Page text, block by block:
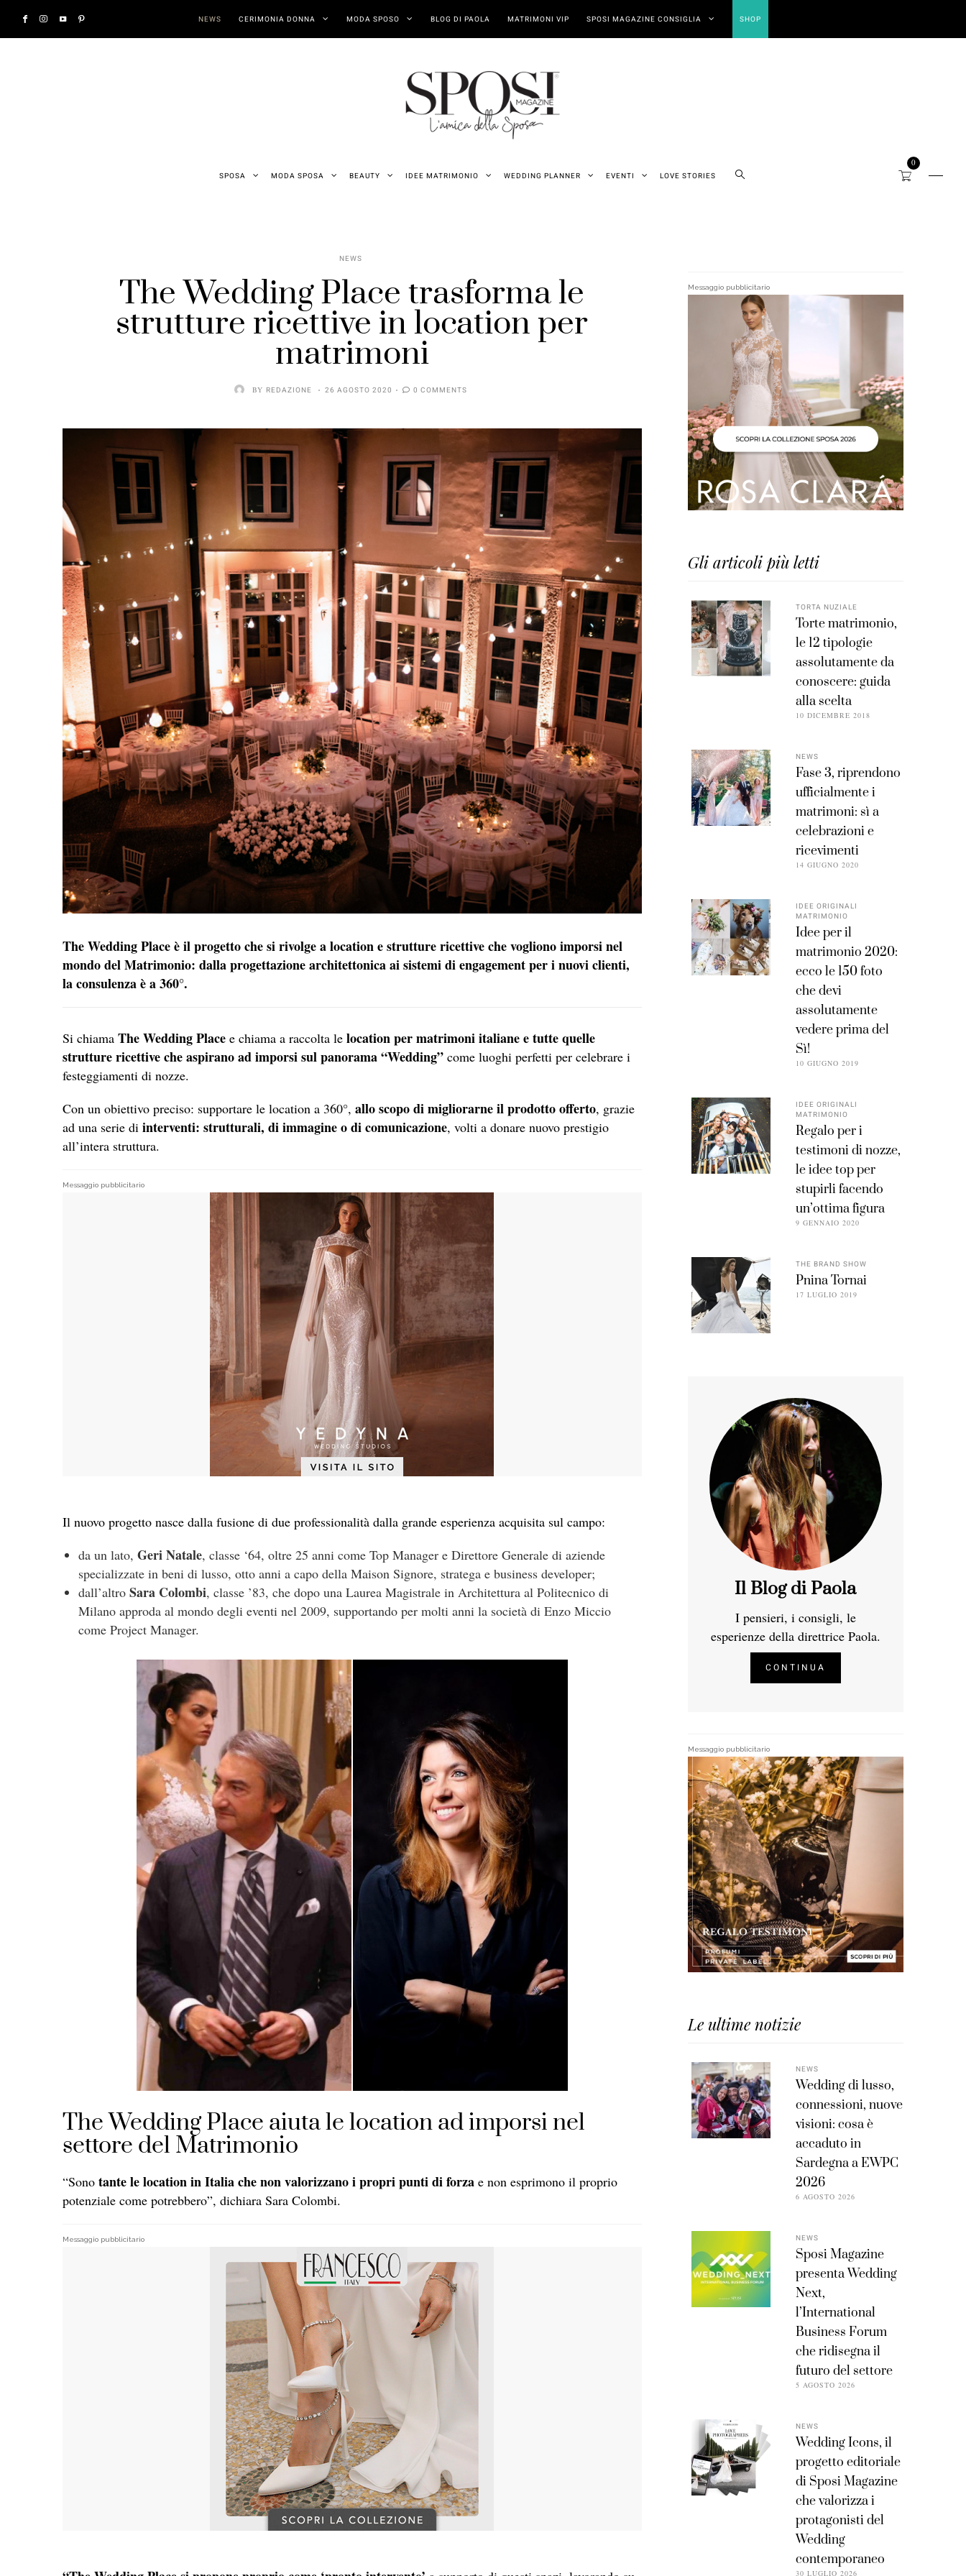
NEWS CERIMONIA DONNA MODA SPOSO BLOG DI PAOLA MATRIMONI VIP SPOSI MAGAZINE CONSIGLIA SHOP
SPOSA MODA SPOSA BEAUTY IDEE MATRIMONIO WEDDING PLANNER EVENTI LOVE STORIES
0
NEWS
The Wedding Place trasforma le
strutture ricettive in location per
matrimoni
BY REDAZIONE 26 AGOSTO 2020 0 COMMENTS
The Wedding Place è il progetto che si rivolge a location e strutture ricettive che vogliono imporsi nel
mondo del Matrimonio: dalla progettazione architettonica ai sistemi di engagement per i nuovi clienti,
la consulenza è a 360°.
Si chiama The Wedding Place e chiama a raccolta le location per matrimoni italiane e tutte quelle
strutture ricettive che aspirano ad imporsi sul panorama “Wedding” come luoghi perfetti per celebrare i
festeggiamenti di nozze.
Con un obiettivo preciso: supportare le location a 360°, allo scopo di migliorarne il prodotto offerto, grazie
ad una serie di interventi: strutturali, di immagine o di comunicazione, volti a donare nuovo prestigio
all’intera struttura.
Messaggio pubblicitario
Il nuovo progetto nasce dalla fusione di due professionalità dalla grande esperienza acquisita sul campo:
da un lato, Geri Natale, classe ‘64, oltre 25 anni come Top Manager e Direttore Generale di aziende
specializzate in beni di lusso, otto anni a capo della Maison Signore, stratega e business developer;
dall’altro Sara Colombi, classe ’83, che dopo una Laurea Magistrale in Architettura al Politecnico di
Milano approda al mondo degli eventi nel 2009, supportando per molti anni la società di Enzo Miccio
come Project Manager.
The Wedding Place aiuta le location ad imporsi nel
settore del Matrimonio
“Sono tante le location in Italia che non valorizzano i propri punti di forza e non esprimono il proprio
potenziale come potrebbero”, dichiara Sara Colombi.
Messaggio pubblicitario
Messaggio pubblicitario
Gli articoli più letti
TORTA NUZIALE
Torte matrimonio,
le 12 tipologie
assolutamente da
conoscere: guida
alla scelta
10 DICEMBRE 2018
NEWS
Fase 3, riprendono
ufficialmente i
matrimoni: sì a
celebrazioni e
ricevimenti
14 GIUGNO 2020
IDEE ORIGINALI
MATRIMONIO
Idee per il
matrimonio 2020:
ecco le 150 foto
che devi
assolutamente
vedere prima del
Sì!
10 GIUGNO 2019
IDEE ORIGINALI
MATRIMONIO
Regalo per i
testimoni di nozze,
le idee top per
stupirli facendo
un’ottima figura
9 GENNAIO 2020
THE BRAND SHOW
Pnina Tornai
17 LUGLIO 2019
Il Blog di Paola
I pensieri, i consigli, le
esperienze della direttrice Paola.
CONTINUA
Messaggio pubblicitario
Le ultime notizie
NEWS
Wedding di lusso,
connessioni, nuove
visioni: cosa è
accaduto in
Sardegna a EWPC
2026
6 AGOSTO 2026
NEWS
Sposi Magazine
presenta Wedding
Next,
l’International
Business Forum
che ridisegna il
futuro del settore
5 AGOSTO 2026
NEWS
Wedding Icons, il
progetto editoriale
di Sposi Magazine
che valorizza i
protagonisti del
Wedding
contemporaneo
30 LUGLIO 2026